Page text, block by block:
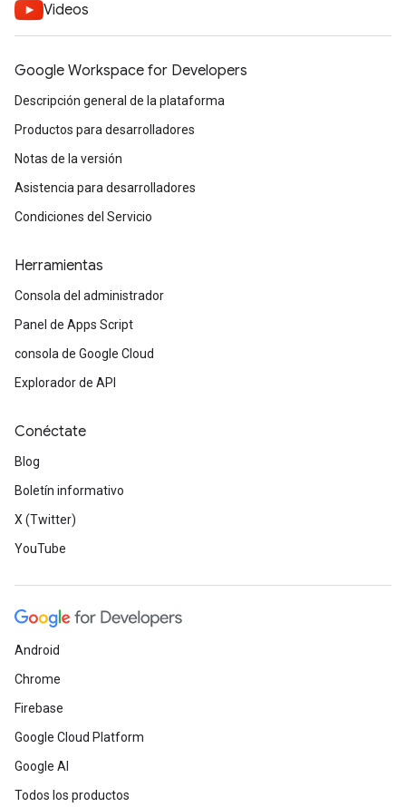
Videos
Google Workspace for Developers
Descripción general de la plataforma
Productos para desarrolladores
Notas de la versión
Asistencia para desarrolladores
Condiciones del Servicio
Herramientas
Consola del administrador
Panel de Apps Script
consola de Google Cloud
Explorador de API
Conéctate
Blog
Boletín informativo
X (Twitter)
YouTube
Android
Chrome
Firebase
Google Cloud Platform
Google AI
Todos los productos